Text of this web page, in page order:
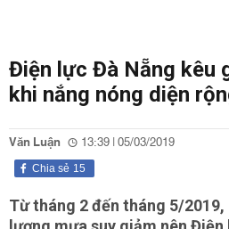
Điện lực Đà Nẵng kêu
khi nắng nóng diện
Văn Luận 13:39 | 05/03/2019
15
Chia sẻ
Từ tháng 2 đến tháng 5/